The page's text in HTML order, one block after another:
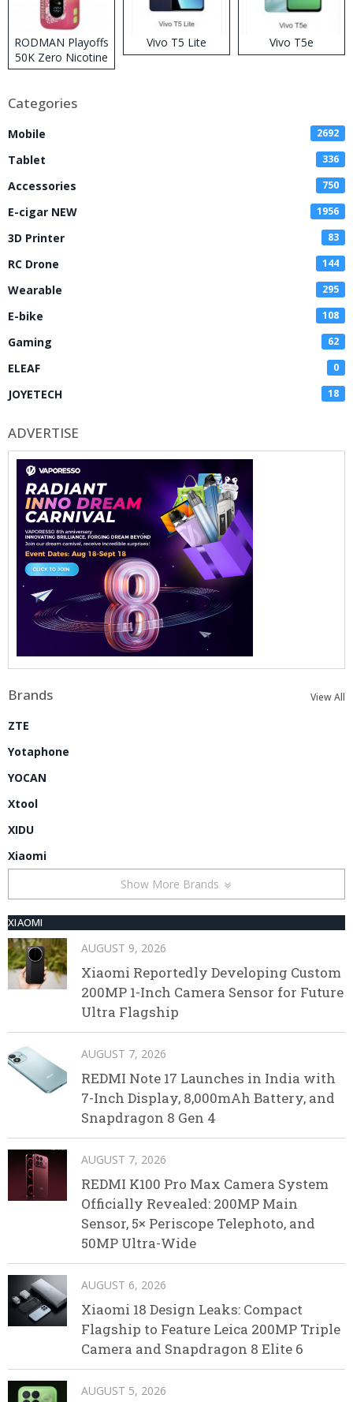
RODMAN Playoffs
50K Zero Nicotine
Disposable Vape
Vivo T5 Lite Vivo T5e
Categories
Mobile 2692
Tablet 336
Accessories 750
E-cigar NEW 1956
3D Printer 83
RC Drone 144
Wearable 295
E-bike 108
Gaming 62
ELEAF 0
JOYETECH 18
ADVERTISE
Brands View All
ZTE
Yotaphone
YOCAN
Xtool
XIDU
Xiaomi
Show More Brands
XIAOMI
AUGUST 9, 2026
Xiaomi Reportedly Developing Custom
200MP 1-Inch Camera Sensor for Future
Ultra Flagship
AUGUST 7, 2026
REDMI Note 17 Launches in India with
7-Inch Display, 8,000mAh Battery, and
Snapdragon 8 Gen 4
AUGUST 7, 2026
REDMI K100 Pro Max Camera System
Officially Revealed: 200MP Main
Sensor, 5× Periscope Telephoto, and
50MP Ultra-Wide
AUGUST 6, 2026
Xiaomi 18 Design Leaks: Compact
Flagship to Feature Leica 200MP Triple
Camera and Snapdragon 8 Elite 6
AUGUST 5, 2026